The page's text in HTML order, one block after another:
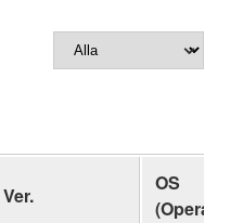
Ver.
OS